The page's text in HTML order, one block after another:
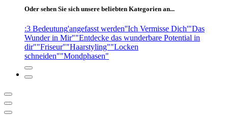
Oder sehen Sie sich unsere beliebten Kategorien an...
:3 Bedeutung'angefasst werden''Ich Vermisse Dich'"Das
Wunder in Mir""Entdecke das wunderbare Potential in
dir""Friseur""Haarstyling""Locken
schneiden""Mondphasen"